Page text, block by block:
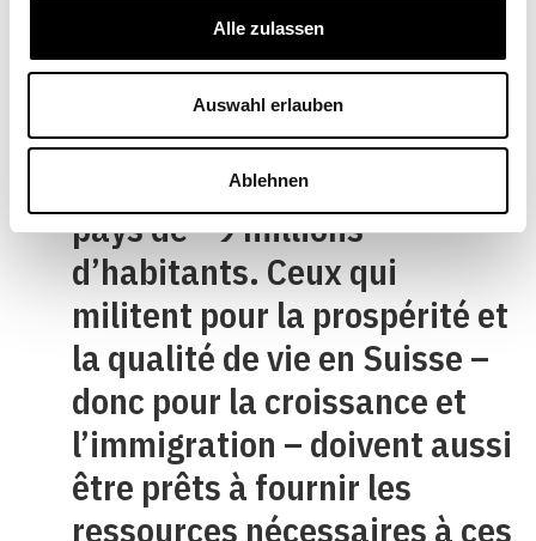
Alle zulassen
Auswahl erlauben
Ablehnen
mettre en place, dans le
domaine des infrastructures
et du logement, les
conditions nécessaires pour
répondre aux besoins d’un
pays de 9 millions
d’habitants. Ceux qui
militent pour la prospérité et
la qualité de vie en Suisse –
donc pour la croissance et
l’immigration – doivent aussi
être prêts à fournir les
ressources nécessaires à ces